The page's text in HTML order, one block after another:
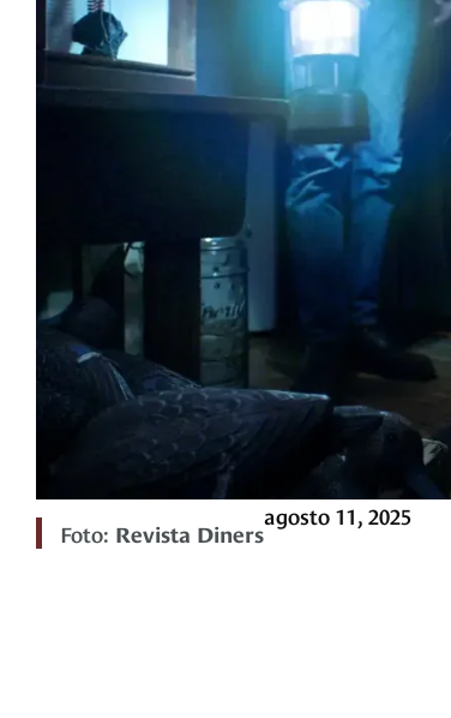
Foto: Revista Diners
agosto 11, 2025